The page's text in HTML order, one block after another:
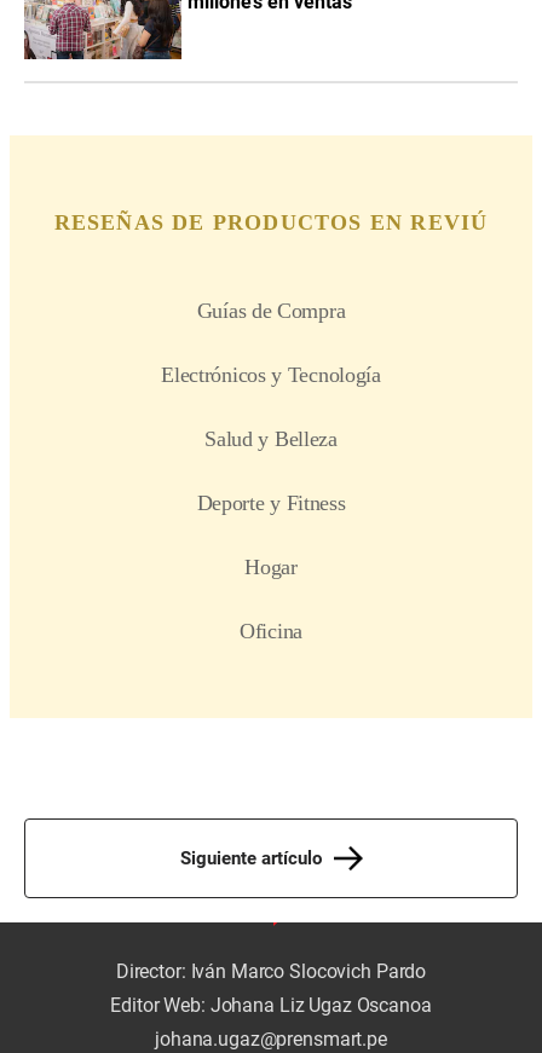
Siguiente artículo
Director: Iván Marco Slocovich Pardo
Editor Web: Johana Liz Ugaz Oscanoa
johana.ugaz@prensmart.pe